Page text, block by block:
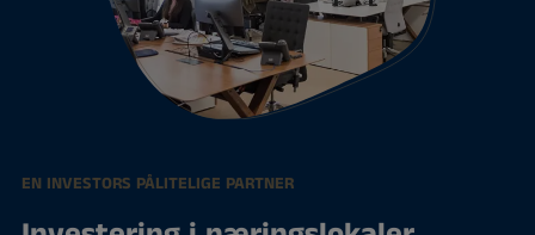
EN INVESTORS PÅLITELIGE PARTNER